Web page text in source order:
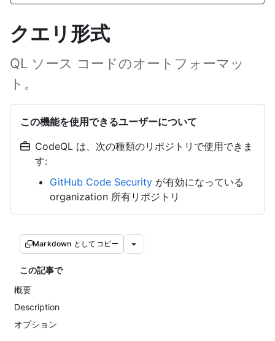
クエリ形式
QL ソース コードのオートフォーマッ
ト。
この機能を使用できるユーザーについて
CodeQL は、次の種類のリポジトリで使用できま
す:
GitHub Code Security が有効になっている
organization 所有リポジトリ
Markdown としてコピー
この記事で
概要
Description
オプション